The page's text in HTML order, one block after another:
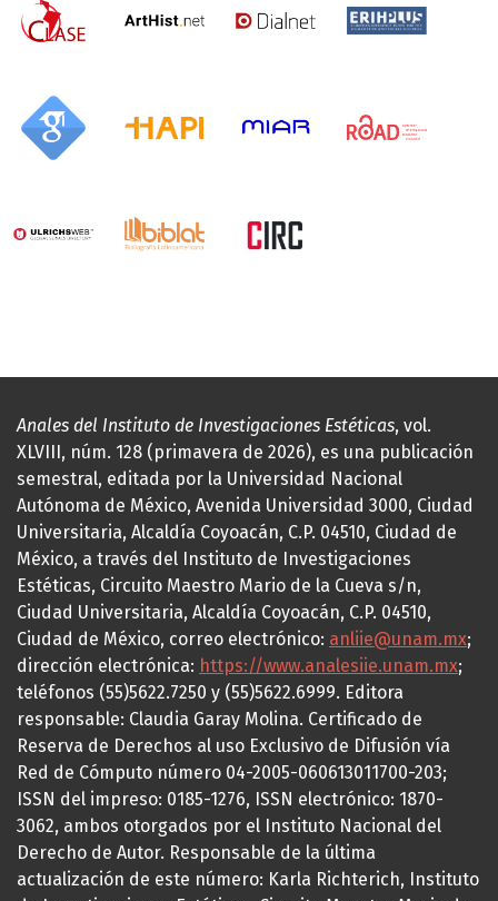
Anales del Instituto de Investigaciones Estéticas, vol.
XLVIII, núm. 128 (primavera de 2026), es una publicación
semestral, editada por la Universidad Nacional
Autónoma de México, Avenida Universidad 3000, Ciudad
Universitaria, Alcaldía Coyoacán, C.P. 04510, Ciudad de
México, a través del Instituto de Investigaciones
Estéticas, Circuito Maestro Mario de la Cueva s/n,
Ciudad Universitaria, Alcaldía Coyoacán, C.P. 04510,
Ciudad de México, correo electrónico: anliie@unam.mx;
dirección electrónica: https://www.analesiie.unam.mx;
teléfonos (55)5622.7250 y (55)5622.6999. Editora
responsable: Claudia Garay Molina. Certificado de
Reserva de Derechos al uso Exclusivo de Difusión vía
Red de Cómputo número 04-2005-060613011700-203;
ISSN del impreso: 0185-1276, ISSN electrónico: 1870-
3062, ambos otorgados por el Instituto Nacional del
Derecho de Autor. Responsable de la última
actualización de este número: Karla Richterich, Instituto